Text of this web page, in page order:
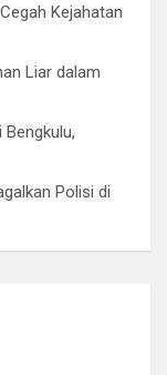
Kejahatan
Liar dalam
Polisi di